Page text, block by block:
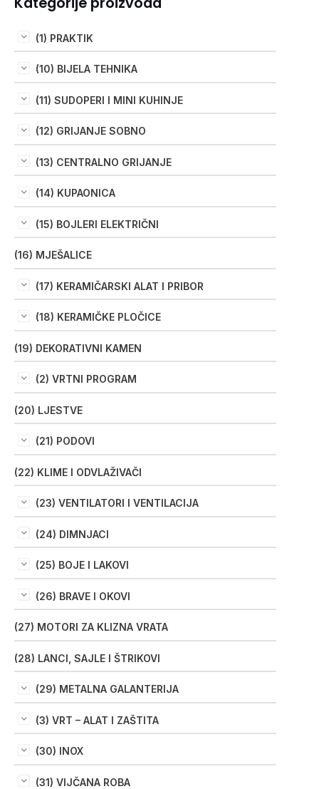
(1) PRAKTIK
(10) BIJELA TEHNIKA
(11) SUDOPERI I MINI KUHINJE
(12) GRIJANJE SOBNO
(13) CENTRALNO GRIJANJE
(14) KUPAONICA
(15) BOJLERI ELEKTRIČNI
(16) MJEŠALICE
(17) KERAMIČARSKI ALAT I PRIBOR
(18) KERAMIČKE PLOČICE
(19) DEKORATIVNI KAMEN
(2) VRTNI PROGRAM
(20) LJESTVE
(21) PODOVI
(22) KLIME I ODVLAŽIVAČI
(23) VENTILATORI I VENTILACIJA
(24) DIMNJACI
(25) BOJE I LAKOVI
(26) BRAVE I OKOVI
(27) MOTORI ZA KLIZNA VRATA
(28) LANCI, SAJLE I ŠTRIKOVI
(29) METALNA GALANTERIJA
(3) VRT – ALAT I ZAŠTITA
(30) INOX
(31) VIJČANA ROBA